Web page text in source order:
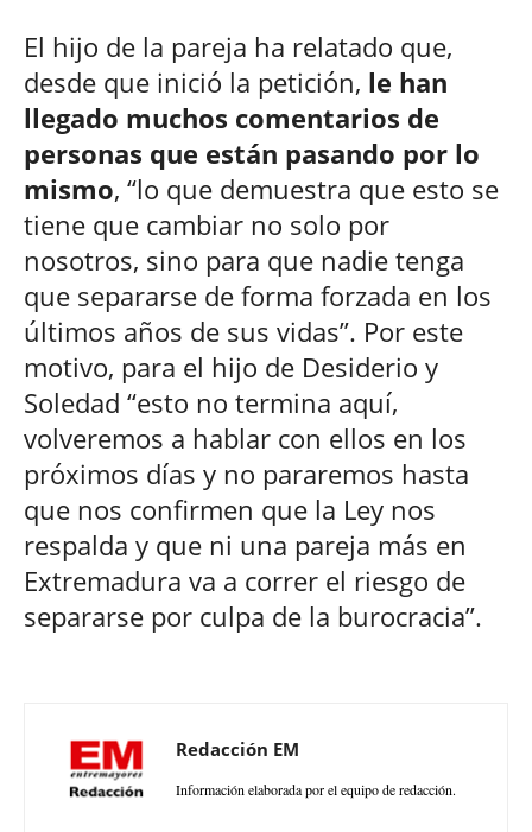
El hijo de la pareja ha relatado que,
desde que inició la petición, le han
llegado muchos comentarios de
personas que están pasando por lo
mismo, “lo que demuestra que esto se
tiene que cambiar no solo por
nosotros, sino para que nadie tenga
que separarse de forma forzada en los
últimos años de sus vidas”. Por este
motivo, para el hijo de Desiderio y
Soledad “esto no termina aquí,
volveremos a hablar con ellos en los
próximos días y no pararemos hasta
que nos confirmen que la Ley nos
respalda y que ni una pareja más en
Extremadura va a correr el riesgo de
separarse por culpa de la burocracia”.
Redacción EM
Información elaborada por el equipo de redacción.